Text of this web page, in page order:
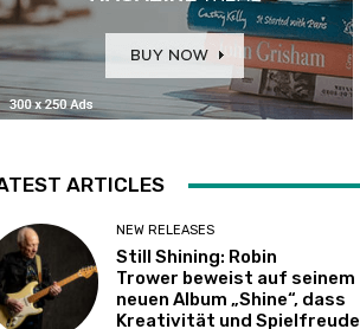
ARTICLES
NEW RELEASES
Still Shining: Robin
Trower beweist auf seinem
neuen Album „Shine“, dass
Kreativität und Spielfreude